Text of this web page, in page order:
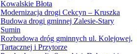
Kowalskie Błota
Modernizacja drogi Cekcyn – Kruszka
Budowa drogi gminnej Zalesie-Stary
Sumin
Rozbudowa dróg gminnych ul. Kolejowej,
Tartacznej i Przytorze